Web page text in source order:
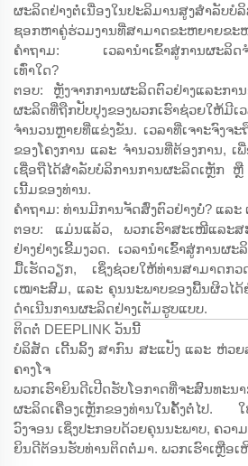
ຜະລິດຢ່າງຕໍ່ເນື່ອງໃນປະລິມານສູງສຳລັບບໍ
ຊອກຫາຄູ່ຮ່ວມງານທີ່ສາມາດຂະຫຍາຍຂະ
ຄຳຖາມ: ເວລານຳເຂົ້າສູ່ການຜະລິດຈ
ເທົ່າໃດ?
ຕອບ: ຫຼັງຈາກການຜະລິດຕົວຢ່າງແລະກາ
ຜະລິດທີ່ຖືກປັບປຸງຂອງພວກເຮົາຊ່ວຍໃຫ້ມີເ
ຈຳນວນຫຼາຍທີ່ແຂ່ງຂັນ. ເວລາທີ່ເຈາະຈົງຈ
ຂອງໂຄງການ ແລະ ຈຳນວນທີ່ຕ້ອງການ, ເ
ເຊື່ອຖືໄດ້ສຳລັບບໍລິການການຜະລິດເຫຼັກ
ເນີ້ມຂອງທ່ານ.
ຄຳຖາມ: ທ່ານມີການຈັດສົ່ງຕົວຢ່າງບໍ່? ແລະ
ຕອບ: ແມ່ນແລ້ວ, ພວກເຮົາສະເໜີແລະ
ຢ່າງຢ່າງເຂີ້ມງວດ. ເວລານຳເຂົ້າສູ່ການຜ
ມື້ເຮັດວຽກ, ເຊິ່ງຊ່ວຍໃຫ້ທ່ານສາມາດກ
ເໝາະສົມ, ແລະ ຄຸນນະພາບຂອງພື້ນຜິວໄດ້
ດຳເນີນການຜະລິດຢ່າງເຕັມຮູບແບບ.
ຕິດຕໍ່ DEEPLINK ວັນນີ້
ບໍລິສັດ ເດີ້ນລິ້ງ ສາກົນ ສະແປັງ ແລະ ຫ່ວ
ຄາງໂຈ
ພວກເຮົາຍິນດີເປີດຮັບໂອກາດທີ່ຈະສົນທະນ
ຜະລິດເຄື່ອງເຫຼັກຂອງທ່ານໃນຄັ້ງຕໍ່ໄປ. ໃ
ວົງຈອນ ເຊິ່ງປະກອບດ້ວຍຄຸນນະພາບ, ຄວາ
ຍິນດີຕ້ອນຮັບທ່ານຕິດຕໍ່ມາ. ພວກເຮົາເຫຼືອ